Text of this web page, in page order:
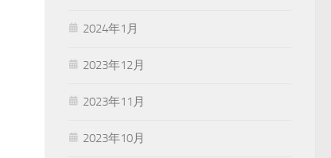
2024年1月
2023年12月
2023年11月
2023年10月